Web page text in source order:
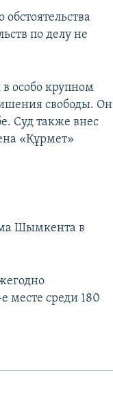
по делу не
особо крупном
свободы. Он
Суд также внес
«Құрмет»
Шымкента в
месте среди 180